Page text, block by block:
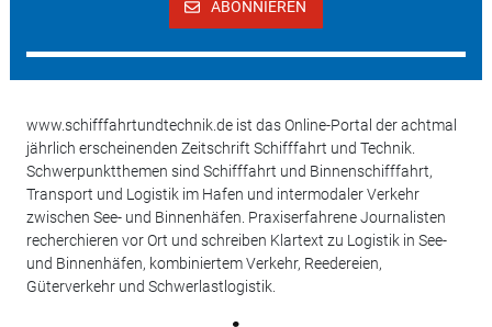
ABONNIEREN
www.schifffahrtundtechnik.de ist das Online-Portal der achtmal
jährlich erscheinenden Zeitschrift Schifffahrt und Technik.
Schwerpunktthemen sind Schifffahrt und Binnenschifffahrt,
Transport und Logistik im Hafen und intermodaler Verkehr
zwischen See- und Binnenhäfen. Praxiserfahrene Journalisten
recherchieren vor Ort und schreiben Klartext zu Logistik in See-
und Binnenhäfen, kombiniertem Verkehr, Reedereien,
Güterverkehr und Schwerlastlogistik.